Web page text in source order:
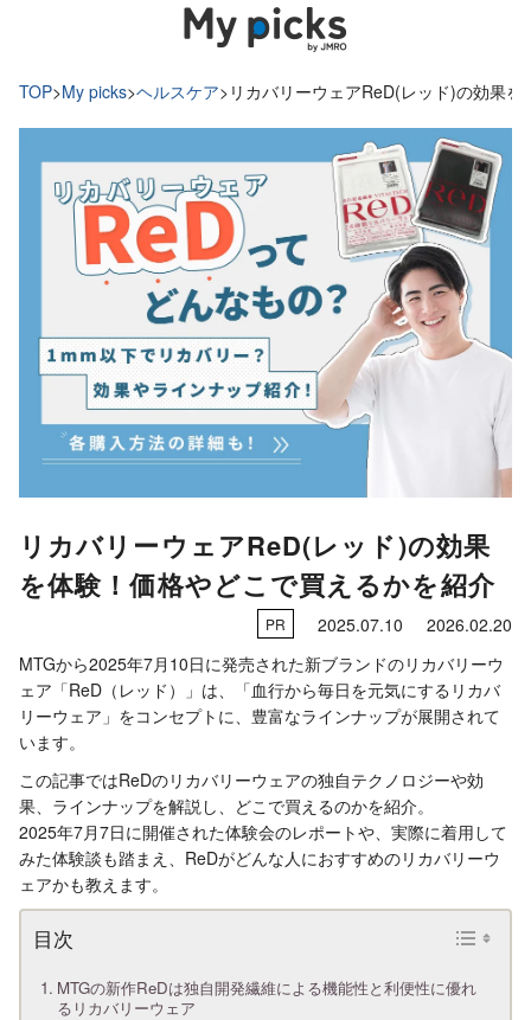
TOP>My picks>ヘルスケア> リカバリーウェアReD(レッド)の効果
リカバリーウェアReD(レッド)の効果
を体験！価格やどこで買えるかを紹介
PR 2025.07.10
2026.02.20
MTGから2025年7月10日に発売された新ブランドのリカバリーウ
ェア「ReD（レッド）」は、「血行から毎日を元気にするリカバ
リーウェア」をコンセプトに、豊富なラインナップが展開されて
います。
この記事ではReDのリカバリーウェアの独自テクノロジーや効
果、ラインナップを解説し、どこで買えるのかを紹介。
2025年7月7日に開催された体験会のレポートや、実際に着用して
みた体験談も踏まえ、ReDがどんな人におすすめのリカバリーウ
ェアかも教えます。
MTGの新作ReDは独自開発繊維による機能性と利便性に優れ
るリカバリーウェア